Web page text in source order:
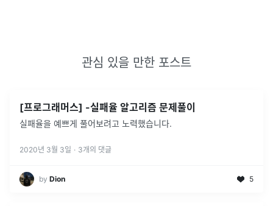
관심 있을 만한 포스트
[프로그래머스] -실패율 알고리즘 문제풀이
실패율을 예쁘게 풀어보려고 노력했습니다.
2020년 3월 3일 · 3개의 댓글
by Dion 5